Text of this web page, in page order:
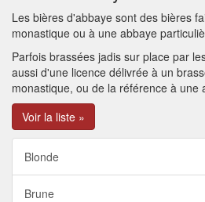
Les bières d'abbaye sont des bières
monastique ou à une abbaye
Parfois brassées jadis sur place par
aussi d'une licence délivrée à un
monastique, ou de la référence à une
Voir la liste »
Blonde
Brune